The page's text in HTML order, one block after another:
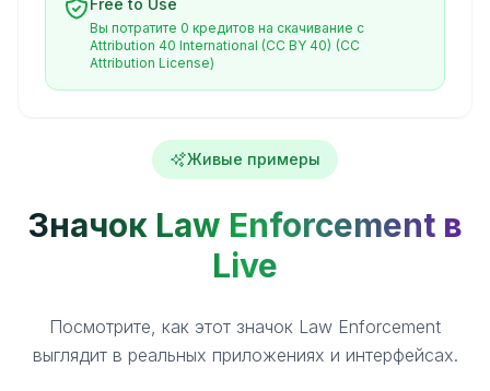
Free to Use
Вы потратите 0 кредитов на скачивание с
Attribution 40 International (CC BY 40) (CC
Attribution License)
Живые примеры
Значок Law Enforcement в
Live
Посмотрите, как этот значок Law Enforcement
выглядит в реальных приложениях и интерфейсах.